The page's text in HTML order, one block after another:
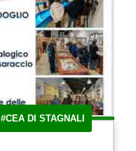
#CEA DI STAGNALI